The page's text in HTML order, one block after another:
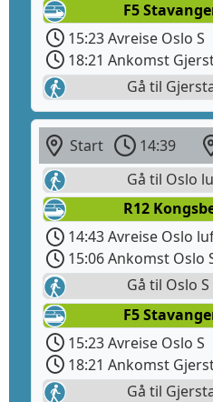
F5
15:23 Avreise Oslo S
18:21 Ankomst
Gå til
Start 14:39
Gå til Oslo
R12
14:43 Avreise Oslo
15:06 Ankomst Oslo
Gå til Oslo S
F5
15:23 Avreise Oslo S
18:21 Ankomst
Gå til